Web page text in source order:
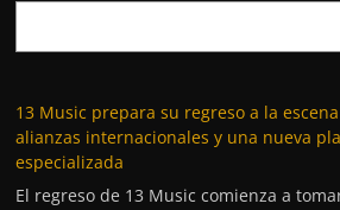
13 Music prepara su regreso a la
alianzas internacionales y una nueva
especializada
El regreso de 13 Music comienza a